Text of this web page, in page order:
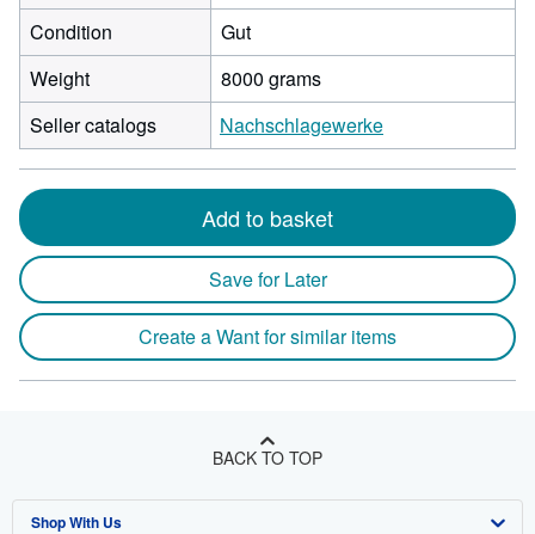
Condition
Gut
Weight
8000 grams
Seller catalogs
Nachschlagewerke
Add to basket
Save for Later
Create a Want for similar items
BACK TO TOP
Shop With Us